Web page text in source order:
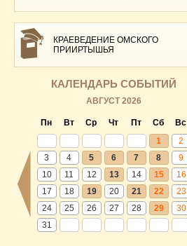
КРАЕВЕДЕНИЕ ОМСКОГО
ПРИИРТЫШЬЯ
КАЛЕНДАРЬ СОБЫТИЙ
АВГУСТ 2026
Пн Вт Ср Чт Пт Сб
Вс
1
2
3
4 5 6 7 8
9
10
11 12 13 14 15
16
17
18 19 20 21 22
23
24
25 26 27 28 29
30
31